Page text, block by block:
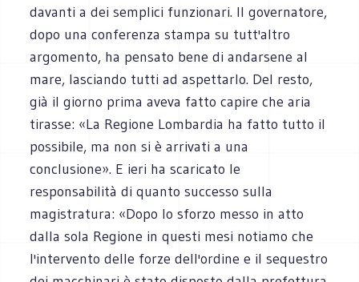
davanti a dei semplici funzionari. Il governatore,
dopo una conferenza stampa su tutt'altro
argomento, ha pensato bene di andarsene al
mare, lasciando tutti ad aspettarlo. Del resto,
già il giorno prima aveva fatto capire che aria
tirasse: «La Regione Lombardia ha fatto tutto il
possibile, ma non si è arrivati a una
conclusione». E ieri ha scaricato le
responsabilità di quanto successo sulla
magistratura: «Dopo lo sforzo messo in atto
dalla sola Regione in questi mesi notiamo che
l'intervento delle forze dell'ordine e il sequestro